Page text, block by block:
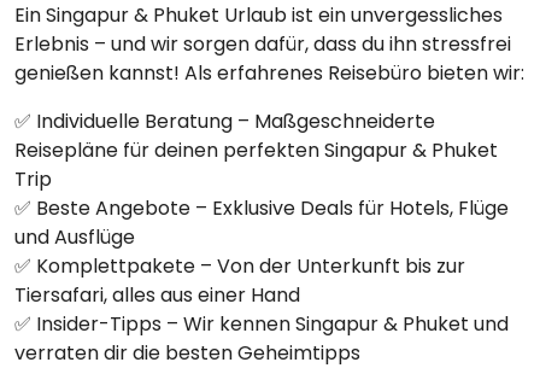
Ein Singapur & Phuket Urlaub ist ein unvergessliches
Erlebnis – und wir sorgen dafür, dass du ihn stressfrei
genießen kannst! Als erfahrenes Reisebüro bieten wir:
✅ Individuelle Beratung – Maßgeschneiderte
Reisepläne für deinen perfekten Singapur & Phuket
Trip
✅ Beste Angebote – Exklusive Deals für Hotels, Flüge
und Ausflüge
✅ Komplettpakete – Von der Unterkunft bis zur
Tiersafari, alles aus einer Hand
✅ Insider-Tipps – Wir kennen Singapur & Phuket und
verraten dir die besten Geheimtipps